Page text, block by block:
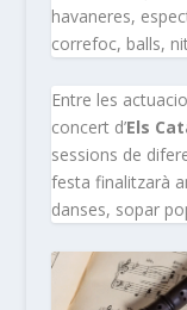
havaneres,
correfoc, balls,
Entre les
concert d’Els
sessions de
festa finalitzarà
danses, sopar